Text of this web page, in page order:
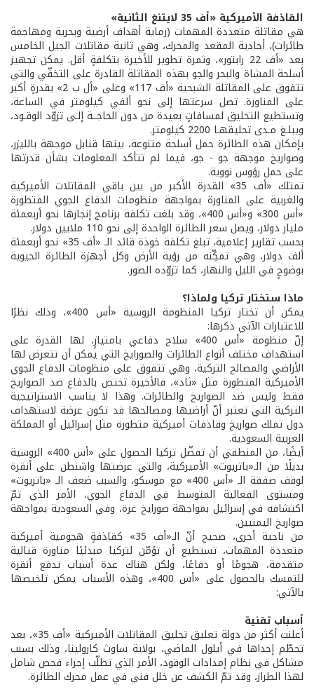
القاذفة الأميركية «أف 35 لايتنغ الثانية»
هي مقاتلة متعددة المهمات (رماية أهداف أرضية وبحرية ومهاجمة
طائرات)، أحادية المقعد والمحرك، وهي ثانية مقاتلات الجيل الخامس
بعد «أف 22 رابتور»، وثمرة تطوير للأخيرة بتكلفةٍ أقل. يمكن تجهيز
أسلحة المشاة والبحر والجو بهذه المقاتلة القادرة على التخفّي والتي
تتفوق على المقاتلة الشبحية «أف 117» وعلى «أل ب 2» بقدرةٍ أكبر
على المناورة. تصل سرعتها إلى نحو ألفي كيلومتر في الساعة،
وتستطيع التحليق لمسافاتٍ بعيدة من دون الحاجــة إلـى تزوّد الوقـود،
ويبلـغ مـدى تحليقهـا 2200 كيلومتر.
بإمكان هذه الطائرة حمل أسلحة متنوعة، بينها قنابل موجهة بالليزر،
وصواريخ موجهة جو - جو، فيما لم تتأكد المعلومات بشأن قدرتها
على حمل رؤوس نووية.
تمتلك «أف 35» القدرة الأكبر من بين باقي المقاتلات الأميركية
والغربية على المناورة بمواجهة منظومات الدفاع الجوي المتطورة
«أس 300» و«أس 400»، وقد بلغت تكلفة برنامج إنجازها نحو أربعمئة
مليار دولار، ويصل سعر الطائرة الواحدة إلى نحو 110 ملايين دولار.
بحسب تقارير إعلامية، تبلغ تكلفة خوذة قائد الـ «أف 35» نحو أربعمئة
ألف دولار، وهي تمكِّنه من رؤية الأرض وكل أجهزة الطائرة الحيوية
بوضوحٍ في الليل والنهار، كما تزوّده الصور.
ماذا ستختار تركيا ولماذا؟
يمكن أن تختار تركيا المنظومة الروسية «أس 400»، وذلك نظرًا
للاعتبارات الآتي ذكرها:
إنّ منظومة «أس 400» سلاح دفاعي بامتيازٍ، لها القدرة على
استهداف مختلف أنواع الطائرات والصورايخ التي يمكن أن تتعرض لها
الأراضي والمصالح التركية، وهي تتفوق على منظومات الدفاع الجوي
الأميركية المتطورة مثل «ثاد»، فالأخيرة تختص بالدفاع ضد الصواريخ
فقط وليس ضد الصواريخ والطائرات. وهذا لا يناسب الاستراتيجية
التركية التي تعتبر أنّ أراضيها ومصالحها قد تكون عرضة لاستهداف
دول تملك صواريخ وقاذفات أميركية متطورة مثل إسرائيل أو المملكة
العربية السعودية.
أيضًا، من المنطقي أن تفضّل تركيا الحصول على «أس 400» الروسية
بديلًا من الـ«باتريوت» الأميركية، والتي عرضتها واشنطن على أنقرة
لوقف صفقة الـ «أس 400» مع موسكو، والسبب ضعف الـ «باتريوت»
ومستوى الفعالية المتوسط في الدفاع الجوي، الأمر الذي تمّ
اكتشافه في إسرائيل بمواجهة صورايخ غزة، وفي السعودية بمواجهة
صواريخ اليمنيين.
من ناحية أخرى، صحيح أنّ الـ«أف 35» كقاذفةٍ هجومية أميركية
متعددة المهمات، تستطيع أن تؤمّن لتركيا مبدئيًا مناورة قتالية
متقدمة، هجومًا أو دفاعًا، ولكن هناك عدة أسباب تدفع أنقرة
للتمسك بالحصول على «أس 400»، وهذه الأسباب يمكن تلخيصها
بالآتي:
أسباب تقنية
أعلنت أكثر من دولة تعليق تحليق المقاتلات الأميركية «أف 35»، بعد
تحطّم إحداها في أيلول الماضي، بولاية ساوث كارولينا، وذلك بسبب
مشاكل في نظام إمدادات الوقود، الأمر الذي تطلّب إجراء فحص شامل
لهذا الطراز، وقد تمّ الكشف عن خلل فني في عمل محرك الطائرة.